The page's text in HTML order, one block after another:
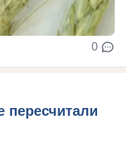
0
пересчитали